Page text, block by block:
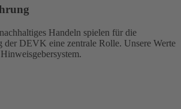
Handeln spielen für die
der DEVK eine zentrale Rolle. Unsere Werte